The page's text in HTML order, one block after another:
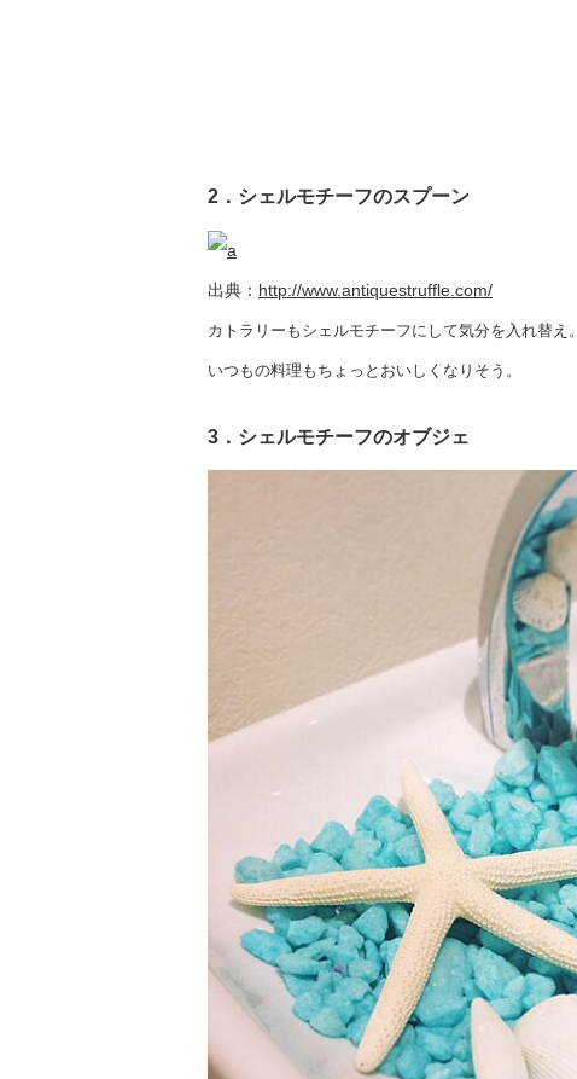
2．シェルモチーフのスプーン
出典： http://www.antiquestruffle.com/
カトラリーもシェルモチーフにして気分を入れ替え。
いつもの料理もちょっとおいしくなりそう。
3．シェルモチーフのオブジェ